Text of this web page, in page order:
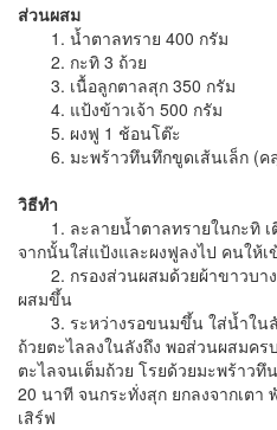
ส่วนผสม
1. น้ำตาลทราย 400 กรัม
2. กะทิ 3 ถ้วย
3. เนื้อลูกตาลสุก 350 กรัม
4. แป้งข้าวเจ้า 500 กรัม
5. ผงฟู 1 ช้อนโต๊ะ
6. มะพร้าวทึนทึกขูดเส้นเล็ก (คลุ
วิธีทำ
1. ละลายน้ำตาลทรายในกะทิ เ
จากนั้นใส่แป้งและผงฟูลงไป คนให้เ
2. กรองส่วนผสมด้วยผ้าขาวบา
ผสมขึ้น
3. ระหว่างรอขนมขึ้น ใส่น้ำในลัง
ถ้วยตะไลลงในลังถึง พอส่วนผสมค
ตะไลจนเต็มถ้วย โรยด้วยมะพร้าว
20 นาที จนกระทั่งสุก ยกลงจากเตา
เสิร์ฟ